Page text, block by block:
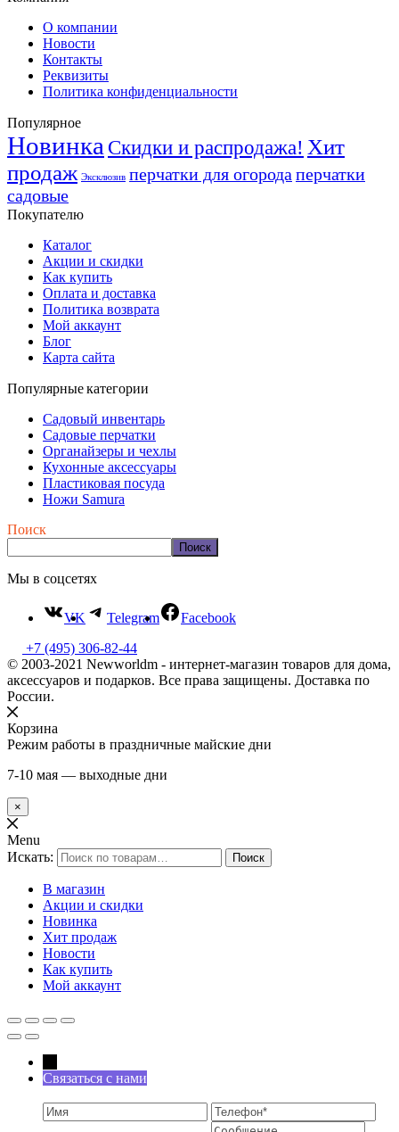
О компании
Новости
Контакты
Реквизиты
Политика конфиденциальности
Популярное
Новинка Скидки и распродажа! Хит
продаж Эксклюзив перчатки для огорода перчатки
садовые
Покупателю
Каталог
Акции и скидки
Как купить
Оплата и доставка
Политика возврата
Мой аккаунт
Блог
Карта сайта
Популярные категории
Садовый инвентарь
Садовые перчатки
Органайзеры и чехлы
Кухонные аксессуары
Пластиковая посуда
Ножи Samura
Поиск
Поиск
Мы в соцсетях
VK Telegram
Facebook
+7 (495) 306-82-44
© 2003-2021 Newworldm - интернет-магазин товаров для дома,
аксессуаров и подарков. Все права защищены. Доставка по
России.
Корзина
Режим работы в праздничные майские дни
7-10 мая — выходные дни
×
Menu
Искать:
Поиск
В магазин
Акции и скидки
Новинка
Хит продаж
Новости
Как купить
Мой аккаунт
Связаться с нами